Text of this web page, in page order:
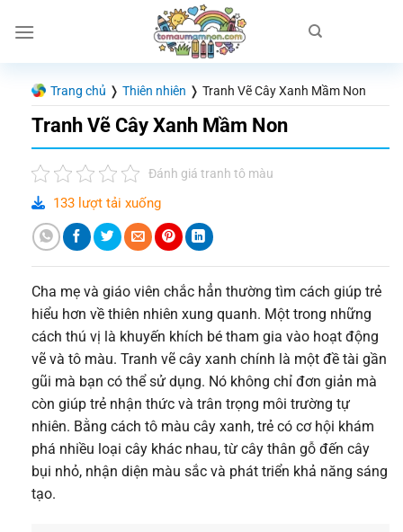
đến
Trang chủ ❭ Thiên nhiên ❭ Tranh Vẽ Cây Xanh Mầm Non
Tranh Vẽ Cây Xanh Mầm Non
Đánh giá tranh tô màu
133 lượt tải xuống
Cha mẹ và giáo viên chắc hẳn thường tìm cách giúp trẻ
hiểu hơn về thiên nhiên xung quanh. Một trong những
cách thú vị là khuyến khích bé tham gia vào hoạt động
vẽ và tô màu. Tranh vẽ cây xanh chính là một đề tài gần
gũi mà bạn có thể sử dụng. Nó không chỉ đơn giản mà
còn giúp trẻ nhận thức và trân trọng môi trường tự
nhiên. Bằng cách tô màu cây xanh, trẻ có cơ hội khám
phá nhiều loại cây khác nhau, từ cây thân gỗ đến cây
bụi nhỏ, nhận diện màu sắc và phát triển khả năng sáng
tạo.